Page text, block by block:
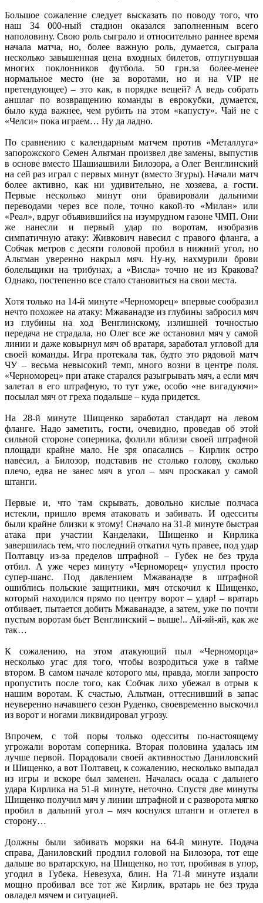
Большое сожаление следует высказать по поводу того, что
наш 34 000-ный стадион оказался заполненным всего
наполовину. Свою роль сыграло и относительно раннее время
начала матча, но, более важную роль, думается, сыграла
несколько завышенная цена входных билетов, отпугнувшая
многих поклонников футбола. 50 грн.за более-менее
нормальное место (не за воротами, но и на VIP не
претендующее) – это как, в порядке вещей? А ведь собрать
аншлаг по возвращению команды в еврокубки, думается,
было куда важнее, чем рубить на этом «капусту». Чай не с
«Челси» пока играем… Ну да ладно.
По сравнению с календарным матчем против «Металлуга»
запорожского Семен Альтман произвел две замены, выпустив
в основе вместо Шашиашвили Билозора, а Олег Венглинский
на сей раз играл с первых минут (вместо Згуры). Начали матч
более активно, как ни удивительно, не хозяева, а гости.
Первые несколько минут они бравировали дальними
переводами через все поле, точно какой-то «Милан» или
«Реал», вдруг объявившийся на изумрудном газоне ЧМП. Они
же нанесли и первый удар по воротам, изобразив
симпатичную атаку: Живкович навесил с правого фланга, а
Собчак метров с десяти головой пробил в нижний угол, но
Альтман уверенно накрыл мяч. Ну-ну, нахмурили брови
болельщики на трибунах, а «Висла» точно не из Кракова?
Однако, постепенно все стало становиться на свои места.
Хотя только на 14-й минуте «Черноморец» впервые сообразил
нечто похожее на атаку: Мжаванадзе из глубины забросил мяч
из глубины на ход Венглинскому, излишней точностью
передача не страдала, но Олег все же остановил мяч у самой
линии и даже ковырнул мяч об вратаря, заработал угловой для
своей команды. Игра протекала так, будто это рядовой матч
ЧУ – весьма невысокий темп, много возни в центре поля.
«Черноморец» при атаке старался разыгрывать мяч, а если мяч
залетал в его штрафную, то тут уже, особо «не вигадуючи»
посылал мяч от греха подальше – куда придется.
На 28-й минуте Шищенко заработал стандарт на левом
фланге. Надо заметить, гости, очевидно, проведав об этой
сильной стороне соперника, фолили вблизи своей штрафной
площади крайне мало. Не зря опасались – Кирлик остро
навесил, а Билозор, подставив не столько голову, сколько
плечо, едва не занес мяч в угол – мяч проскакал у самой
штанги.
Первые и, что там скрывать, довольно кислые полчаса
истекли, пришло время атаковать и забивать. И одесситы
были крайне близки к этому! Сначало на 31-й минуте быстрая
атака при участии Канделаки, Шищенко и Кирлика
завершилась тем, что последний откатил чуть правее, под удар
Полтавцу из-за пределов штрафной – Губек не без труда
отбил. А уже через минуту «Черноморец» упустил просто
супер-шанс. Под давлением Мжаванадзе в штрафной
ошиблись польские защитники, мяч отскочил к Шищенко,
который находился прямо по центру ворот – удар! – вратарь
отбивает, пытается добить Мжаванадзе, а затем, уже по почти
пустым воротам бьет Венглинский – выше!.. Ай-яй-яй, как же
так…
К сожалению, на этом атакующий пыл «Черноморца»
несколько угас для того, чтобы возродиться уже в тайме
втором. В самом начале которого мы, правда, могли запросто
пропустить после того, как Собчак лихо убежал в отрыв к
нашим воротам. К счастью, Альтман, оттеснивший в запас
неуверенно начавшего сезон Руденко, своевременно выскочил
из ворот и ногами ликвидировал угрозу.
Впрочем, с той поры только одесситы по-настоящему
угрожали воротам соперника. Вторая половина удалась им
лучше первой. Порадовали своей активностью Даниловский
и Шищенко, а вот Полтавец, к сожалению, несколько выпадал
из игры и вскоре был заменен. Началась осада с дальнего
удара Кирлика на 51-й минуте, неточно. Спустя две минуты
Шищенко получил мяч у линии штрафной и с разворота мягко
пробил в дальний угол – мяч коснулся штанги и отлетел в
сторону…
Должны были забивать моряки на 64-й минуте. Подача
справа, Даниловский продлил головой на Билозора, тот еще
дальше во вратарскую, на Шищенко, но тот, пробивая в упор,
угодил в Губека. Невезуха, блин. На 71-й минуте издали
мощно пробивал все тот же Кирлик, вратарь не без труда
овладел мячем и ситуацией.